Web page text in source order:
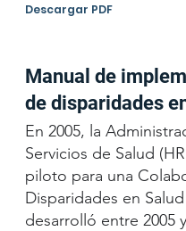
Descargar PDF
Manual de
de disparidades
En 2005, la
Servicios de Salud
piloto para una
Disparidades en
desarrolló entre 2005